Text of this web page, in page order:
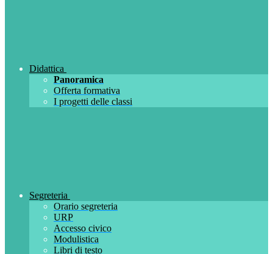
Didattica
Panoramica
Offerta formativa
I progetti delle classi
Segreteria
Orario segreteria
URP
Accesso civico
Modulistica
Libri di testo